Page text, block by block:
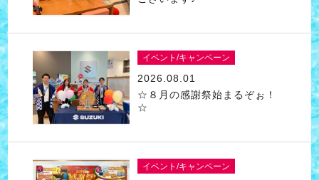
イベント/キャンペーン
2026.08.01
☆８月の感謝祭始まるぞぉ！
☆
イベント/キャンペーン